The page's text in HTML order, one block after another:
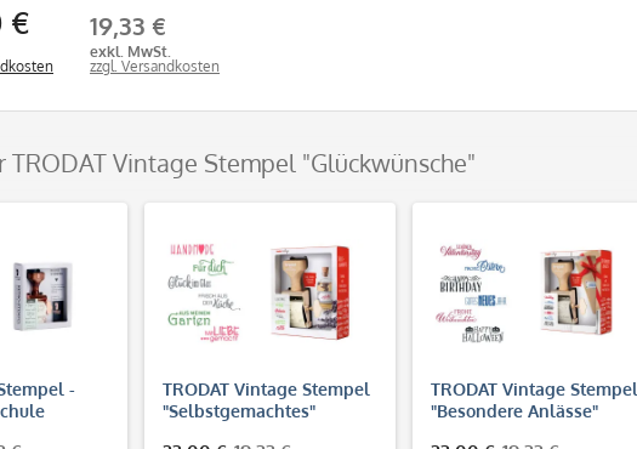
€ 19,33 €
exkl. MwSt.
zzgl. Versandkosten
TRODAT Vintage Stempel "Glückwünsche"
-
TRODAT Vintage Stempel
"Selbstgemachtes"
TRODAT Vintage Stempel
"Besondere Anlässe"